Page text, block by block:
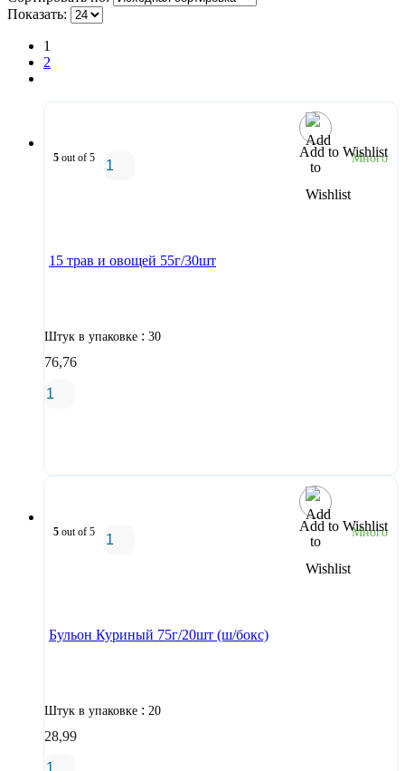
Показать:
1
2
Add to Wishlist
5 out of 5 Много
15 трав и овощей 55г/30шт
Штук в упаковке : 30
76,76
Add to Wishlist
5 out of 5 Много
Бульон Куриный 75г/20шт (ш/бокс)
Штук в упаковке : 20
28,99